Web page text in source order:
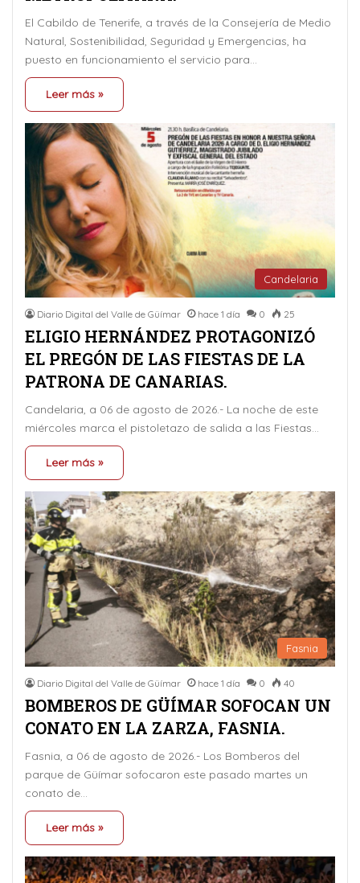
El Cabildo de Tenerife, a través de la Consejería de Medio
Natural, Sostenibilidad, Seguridad y Emergencias, ha
puesto en funcionamiento el servicio para…
Leer más »
Candelaria
Diario Digital del Valle de Güímar hace 1 día 0 25
ELIGIO HERNÁNDEZ PROTAGONIZÓ
EL PREGÓN DE LAS FIESTAS DE LA
PATRONA DE CANARIAS.
Candelaria, a 06 de agosto de 2026.- La noche de este
miércoles marca el pistoletazo de salida a las Fiestas…
Leer más »
Fasnia
Diario Digital del Valle de Güímar hace 1 día 0 40
BOMBEROS DE GÜÍMAR SOFOCAN UN
CONATO EN LA ZARZA, FASNIA.
Fasnia, a 06 de agosto de 2026.- Los Bomberos del
parque de Güímar sofocaron este pasado martes un
conato de…
Leer más »